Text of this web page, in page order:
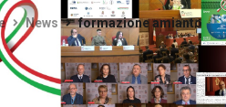
News formazione amianto